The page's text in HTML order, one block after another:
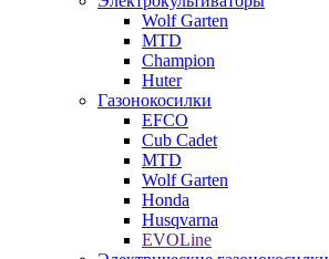
Wolf Garten
MTD
Champion
Huter
Газонокосилки
EFCO
Cub Cadet
MTD
Wolf Garten
Honda
Husqvarna
EVOLine